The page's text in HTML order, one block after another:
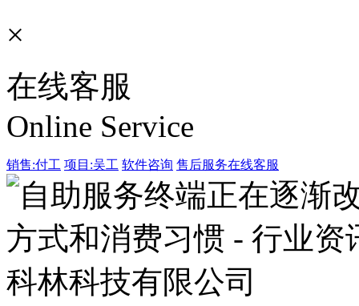
×
在线客服
Online Service
销售:付工 项目:吴工 软件咨询 售后服务在线客服